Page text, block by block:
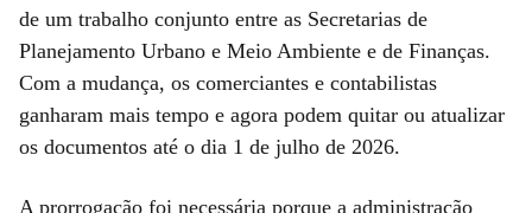
de um trabalho conjunto entre as Secretarias de
Planejamento Urbano e Meio Ambiente e de Finanças.
Com a mudança, os comerciantes e contabilistas
ganharam mais tempo e agora podem quitar ou atualizar
os documentos até o dia 1 de julho de 2026.
A prorrogação foi necessária porque a administração